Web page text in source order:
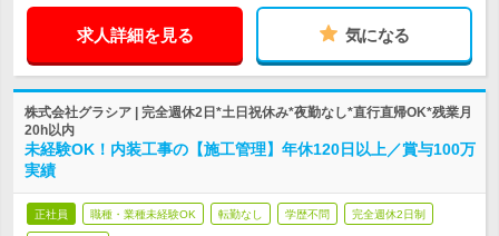
求人詳細を見る 気になる
株式会社グラシア | 完全週休2日*土日祝休み*夜勤なし*直行直帰OK*残業月
20h以内
未経験OK！内装工事の【施工管理】年休120日以上／賞与100万
実績
正社員 職種・業種未経験OK 転勤なし 学歴不問 完全週休2日制